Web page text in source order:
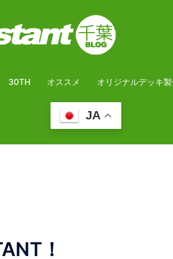
30TH オススメ オリジナルデッキ
JA
！